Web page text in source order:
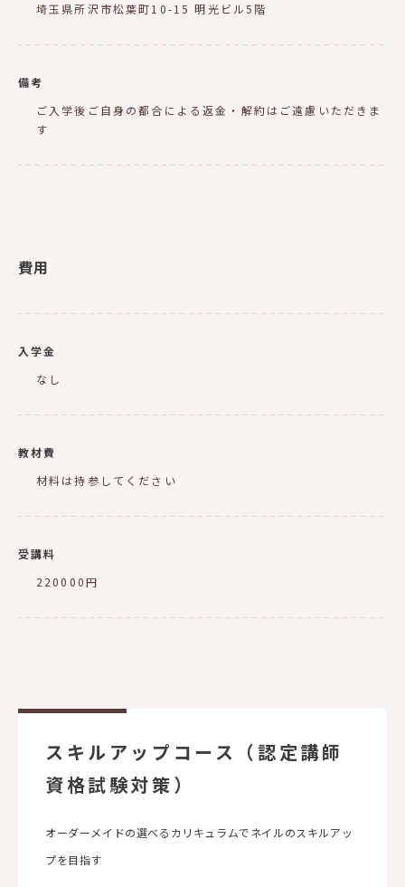
スキルアップコース（認定講師
資格試験対策）
オーダーメイドの選べるカリキュラムでネイルのスキルアッ
プを目指す
埼玉県所沢市松葉町10-15 明光ビル5階
備考
ご入学後ご自身の都合による返金・解約はご遠慮いただきま
す
費用
入学金
なし
教材費
材料は持参してください
受講料
220000円